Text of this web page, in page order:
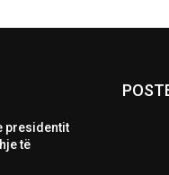
presidentit
të